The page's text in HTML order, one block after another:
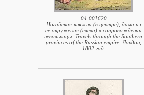
04-001620
Ногайская княжна (в центре), дама из
её окружения (слева) в сопровождении
невольницы. Travels through the Southern
provinces of the Russian empire. Лондон,
1802 год.